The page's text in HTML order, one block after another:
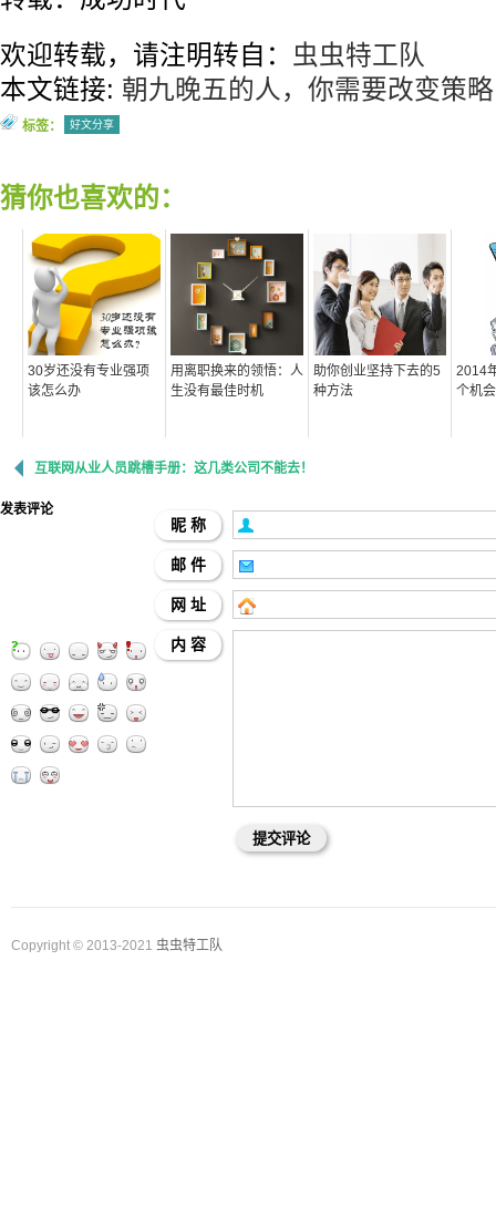
欢迎转载，请注明转自：
虫虫特工队
本文链接: 朝九晚五的人，你需要改变策
标签： 好文分享
猜你也喜欢的：
30岁还没有专业强项
该怎么办
用离职换来的领悟：人
生没有最佳时机
助你创业坚持下去的5
种方法
2014
个机会
互联网从业人员跳槽手册：这几类公司不能去！
发表评论
昵 称
邮 件
网 址
内 容
Copyright © 2013-2021 虫虫特工队